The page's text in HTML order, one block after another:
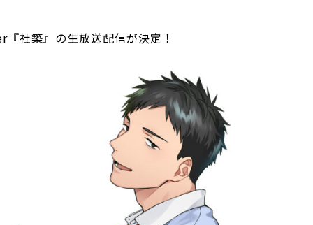
社築』の生放送配信が決定！